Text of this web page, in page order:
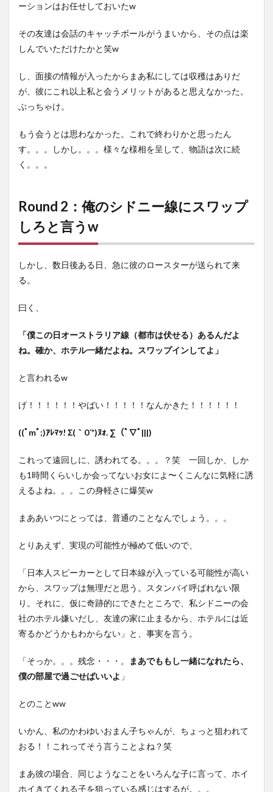
ーションはお任せしておいたw
その友達は会話のキャッチボールがうまいから、その点は楽
しんでいただけたかと笑w
し、面接の情報が入ったからまあ私にしては収穫はありだ
が、彼にこれ以上私と会うメリットがあると思えなかった。
ぶっちゃけ。
もう会うとは思わなかった。これで終わりかと思ったん
す。。。しかし。。。様々な様相を呈して、物語は次に続
く。。。
Round 2：俺のシドニー線にスワップ
しろと言うw
しかし、数日後ある日、急に彼のロースターが送られて来
る。
曰く、
「僕この日オーストラリア線（都市は伏せる）あるんだよ
ね。確か、ホテル一緒だよね。スワップインしてよ」
と言われるw
げ！！！！！！やばい！！！！！なんかきた！！！！！！
((ﾟmﾟ;)ｱﾚﾏｯ! Σ(｀0´*)ﾇｫ. ∑（ﾟ∇ﾟ|||)
これって遠回しに、誘われてる。。。？笑 一回しか、しか
も1時間くらいしか会ってないお女によ〜くこんなに気軽に誘
えるよね。。。この身軽さに爆笑w
まああいつにとっては、普通のことなんでしょう。。。
とりあえず、実現の可能性が極めて低いので、
「日本人スピーカーとして日本線が入っている可能性が高い
から、スワップは無理だと思う。スタンバイ呼ばれない限
り。それに、仮に奇跡的にできたところで、私シドニーの会
社のホテル嫌いだし、友達の家に止まるから、ホテルには近
寄るかどうかもわからない」と、事実を言う。
「そっか。。。残念・・・。
まあでももし一緒になれたら、
僕の部屋で過ごせばいいよ 」
とのことww
いかん、私のかわゆいおまん子ちゃんが、ちょっと狙われて
おる！！これってそう言うことよね？笑
まあ彼の場合、同じようなことをいろんな子に言って、ホイ
ホイきてくれる子を狙っている感じはするが。。。